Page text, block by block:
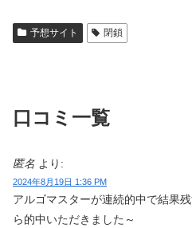
予想サイト 閉鎖
口コミ一覧
匿名 より:
2024年8月19日 1:36 PM
アルゴマスターが連続的中で結果
ら的中いただきました～